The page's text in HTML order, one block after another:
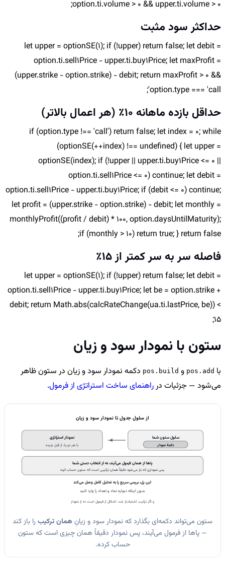
option.ti.volume > 0 && upper.ti.volume > 0;
حداکثر سود مثبت
let upper = optionSE(1); if (!upper) return false; let debit =
option.ti.sell1Price - upper.ti.buy1Price; let maxProfit =
(upper.strike - option.strike) - debit; return maxProfit > 0 &&
option.type === 'call';
حداقل بازده ماهانه 10٪ (هر اعمال بالاتر)
if (option.type !== 'call') return false; let index = 0; while
(optionSE(++index) !== undefined) { let upper =
optionSE(index); if (!upper || upper.ti.buy1Price <= 0 ||
option.ti.sell1Price <= 0) continue; let debit =
option.ti.sell1Price - upper.ti.buy1Price; if (debit <= 0) continue;
let profit = (upper.strike - option.strike) - debit; let monthly =
monthlyProfit((profit / debit) * 100, option.daysUntilMaturity);
if (monthly > 10) return true; } return false;
فاصله سر به سر کمتر از 15٪
let upper = optionSE(1); if (!upper) return false; let debit =
option.ti.sell1Price - upper.ti.buy1Price; let be = option.strike +
debit; return Math.abs(calcRateChange(ua.ti.lastPrice, be)) <
15;
ستون با نمودار سود و زیان
با pos.add و pos.build دکمه نمودار سود و زیان در ستون ظاهر
می‌شود — جزئیات درراهنمای ساخت استراتژی از فرمول.
از سلول جدول تا نمودار سود و زیان
سلول ستون شما
دکمهٔ نمودار
نمودار استراتژی
با هر دو پا، از قبل چیده
پاها از همان فرمول می‌آیند، نه از انتخاب دستی شما
پس نموداری که باز می‌شود دقیقاً همان ترکیبی است که ستون حساب کرده
این پل، بررسی سریع را به تحلیل کامل وصل می‌کند
بدون اینکه دوباره نماد و تعداد را وارد کنید
و اگر ترکیب اشتباه باز شد، اشکال از فرمول است نه از نمودار
ستون می‌تواند دکمه‌ای بگذارد که نمودار سود و زیانِهمان ترکیب را باز کند
— پاها از فرمول می‌آیند، پس نمودار دقیقاً همان چیزی است که ستون
حساب کرده.